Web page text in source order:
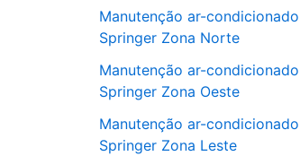
Manutenção ar-condicionado
Springer Zona Norte
Manutenção ar-condicionado
Springer Zona Oeste
Manutenção ar-condicionado
Springer Zona Leste